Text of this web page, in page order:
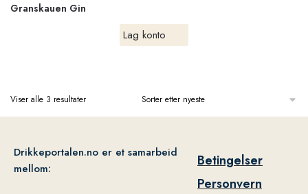
Granskauen Gin
Lag konto
Viser alle 3 resultater
Drikkeportalen.no er et samarbeid
mellom:
Betingelser
Personvern